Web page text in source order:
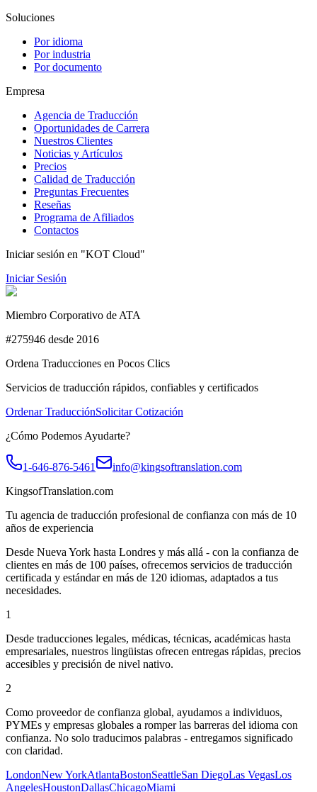
Soluciones
Por idioma
Por industria
Por documento
Empresa
Agencia de Traducción
Oportunidades de Carrera
Nuestros Clientes
Noticias y Artículos
Precios
Calidad de Traducción
Preguntas Frecuentes
Reseñas
Programa de Afiliados
Contactos
Iniciar sesión en "KOT Cloud"
Iniciar Sesión
Miembro Corporativo de ATA
#275946 desde 2016
Ordena Traducciones en Pocos Clics
Servicios de traducción rápidos, confiables y certificados
Ordenar TraducciónSolicitar Cotización
¿Cómo Podemos Ayudarte?
1-646-876-5461
info@kingsoftranslation.com
KingsofTranslation.com
Tu agencia de traducción profesional de confianza con más de 10
años de experiencia
Desde Nueva York hasta Londres y más allá - con la confianza de
clientes en más de 100 países, ofrecemos servicios de traducción
certificada y estándar en más de 120 idiomas, adaptados a tus
necesidades.
1
Desde traducciones legales, médicas, técnicas, académicas hasta
empresariales, nuestros lingüistas ofrecen entregas rápidas, precios
accesibles y precisión de nivel nativo.
2
Como proveedor de confianza global, ayudamos a individuos,
PYMEs y empresas globales a romper las barreras del idioma con
confianza. No solo traducimos palabras - entregamos significado
con claridad.
LondonNew YorkAtlantaBostonSeattleSan DiegoLas VegasLos
AngelesHoustonDallasChicagoMiami